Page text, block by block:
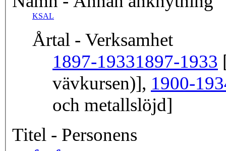
KSAL
Årtal - Verksamhet
1897-19331897-1933
vävkursen)], 1900-
och metallslöjd]
Titel - Personens